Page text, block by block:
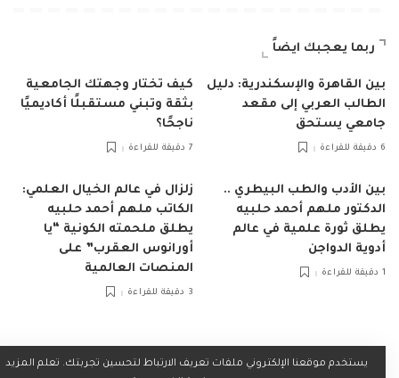
ربما يعجبك ايضاً
بين القاهرة والإسكندرية: دليل
الطالب العربي إلى مقعد
جامعي يستحق
6 دقيقة للقراءة
كيف تختار وجهتك الجامعية
بثقة وتبني مستقبلًا أكاديميًا
ناجحًا؟
7 دقيقة للقراءة
بين الأدب والطب البيطري ..
الدكتور ملهم أحمد حلبيه
يطلق ثورة علمية في عالم
أدوية الدواجن
1 دقيقة للقراءة
زلزال في عالم الخيال العلمي:
الكاتب ملهم أحمد حلبيه
يطلق ملحمته الكونية “يا
أورانوس العقرب” على
المنصات العالمية
3 دقيقة للقراءة
يستخدم موقعنا الإلكتروني ملفات تعريف الارتباط لتحسين تجربتك. تعلم المزيد